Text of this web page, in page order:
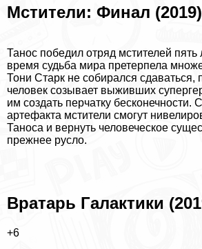
Мстители: Финал (2019)
Танос победил отряд мстителей пять
время судьба мира претерпела
Тони Старк не собирался сдаваться,
человек созывает выживших
им создать перчатку бесконечности.
артефакта мстители смогут
Таноса и вернуть человеческое
прежнее русло.
Вратарь Галактики
+6